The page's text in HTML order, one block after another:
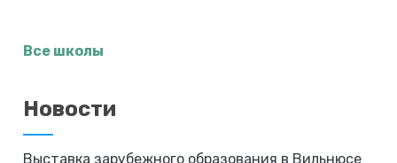
Все школы
Новости
Выставка зарубежного образования в Вильнюсе